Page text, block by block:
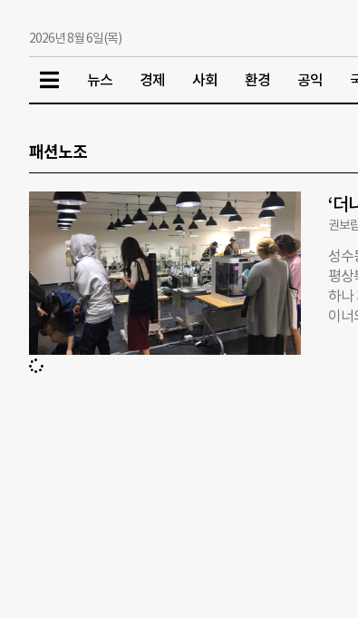
2026년 8월 6일(목)
뉴스 경제 사회 환경 공익
패션노조
‘더
권보
성수
평상
하나
이너